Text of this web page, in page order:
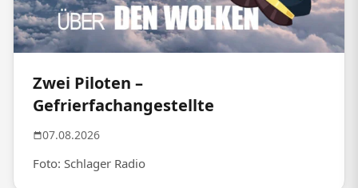
Zwei Piloten –
Gefrierfachangestellte
07.08.2026
Foto: Schlager Radio